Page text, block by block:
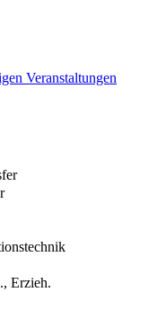
Veranstaltungen
Erzieh.